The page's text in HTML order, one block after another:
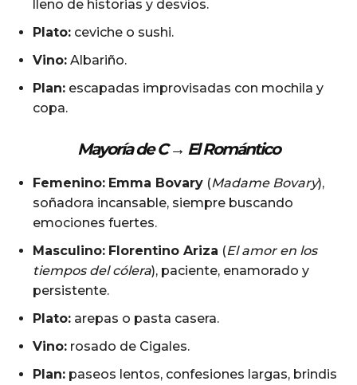
lleno de historias y desvíos.
Plato: ceviche o sushi.
Vino: Albariño.
Plan: escapadas improvisadas con mochila y
copa.
Mayoría de C → El Romántico
Femenino: Emma Bovary (Madame Bovary),
soñadora incansable, siempre buscando
emociones fuertes.
Masculino: Florentino Ariza (El amor en los
tiempos del cólera), paciente, enamorado y
persistente.
Plato: arepas o pasta casera.
Vino: rosado de Cigales.
Plan: paseos lentos, confesiones largas, brindis